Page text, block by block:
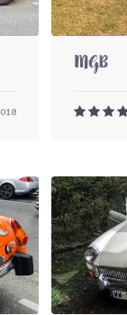
MGB